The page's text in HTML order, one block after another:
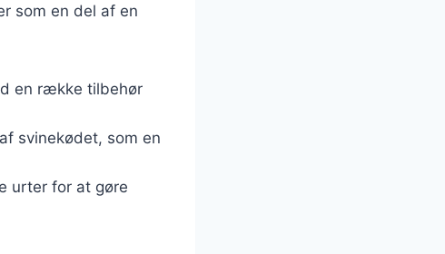
som en del af en
en række tilbehør
svinekødet, som en
urter for at gøre